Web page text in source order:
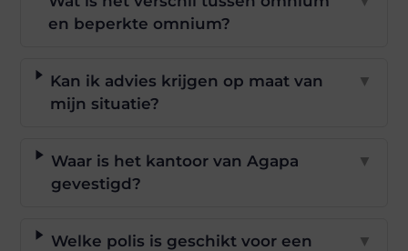
en beperkte omnium?
Kan ik advies krijgen op maat van
mijn situatie?
▼
Waar is het kantoor van Agapa
gevestigd?
▼
Welke polis is geschikt voor een
▼